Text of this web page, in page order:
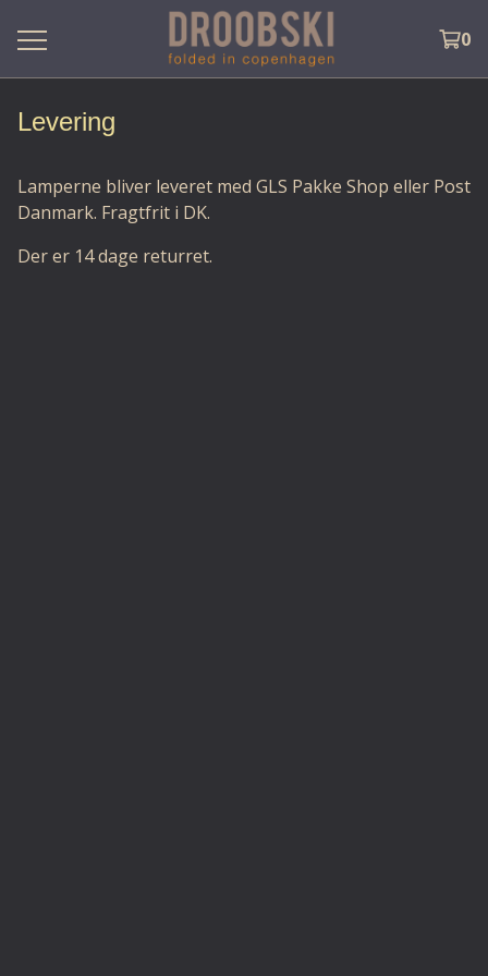
0
Levering
Lamperne bliver leveret med GLS Pakke Shop eller Post
Danmark. Fragtfrit i DK.
Der er 14 dage returret.